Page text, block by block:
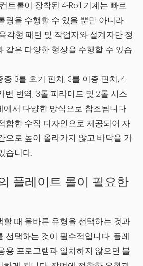
트롤이 장착된 4-Roll 기계는 빠르
링을 수행할 수 있을 뿐만 아니라
각형 패턴 및 작업자와 설계자만 정
같은 다양한 형상을 수행할 수 있습
3롤 초기 핀치, 3롤 이중 핀치, 4
변 번역, 3롤 피라미드 및 2롤 시스
에서 다양한 방식으로 참조됩니다.
합한 수직 디자인으로 제공되어 자
으로 높이 올라가지 않고 바닥을 가
습니다.
플레이트 롤이 필요한
할 때 올바른 유형을 선택하는 것과
선택하는 것이 필수적입니다. 플레
용 프로그램과 일치하지 않으면 불